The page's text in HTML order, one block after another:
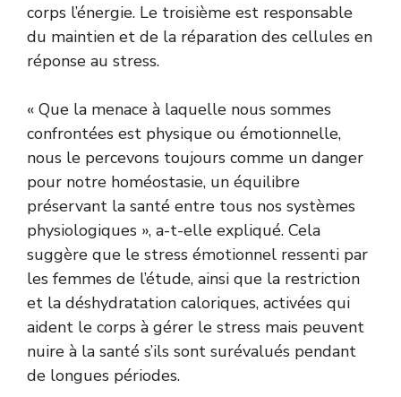
corps l’énergie. Le troisième est responsable
du maintien et de la réparation des cellules en
réponse au stress.
« Que la menace à laquelle nous sommes
confrontées est physique ou émotionnelle,
nous le percevons toujours comme un danger
pour notre homéostasie, un équilibre
préservant la santé entre tous nos systèmes
physiologiques », a-t-elle expliqué. Cela
suggère que le stress émotionnel ressenti par
les femmes de l’étude, ainsi que la restriction
et la déshydratation caloriques, activées qui
aident le corps à gérer le stress mais peuvent
nuire à la santé s’ils sont surévalués pendant
de longues périodes.